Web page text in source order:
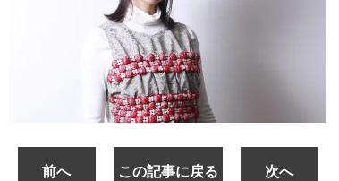
前へ この記事に戻る 次へ